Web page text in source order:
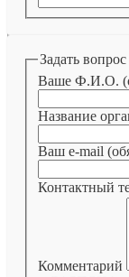
Задать
Ваше Ф.И.О.
Название
Ваш e-mail
Контактный
Комментарий